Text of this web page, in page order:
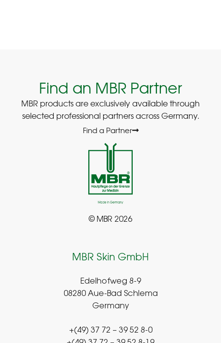
Find an MBR Partner
MBR products are exclusively available through
selected professional partners across Germany.
Find a Partner
© MBR 2026
MBR Skin GmbH
Edelhofweg 8-9
08280 Aue-Bad Schlema
Germany
+(49) 37 72 – 39 52 8-0